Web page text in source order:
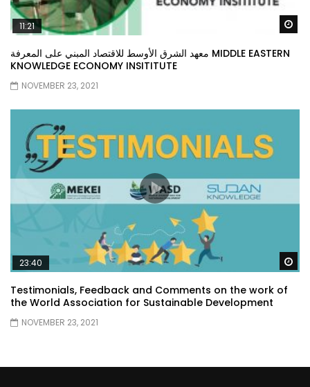
11:21
معهد الشرق الأوسط للاقتصاد المبني على المعرفة MIDDLE EASTERN
KNOWLEDGE ECONOMY INSITITUTE
NOVEMBER 23, 2021
23:40
Testimonials, Feedback and Comments on the work of
the World Association for Sustainable Development
NOVEMBER 23, 2021